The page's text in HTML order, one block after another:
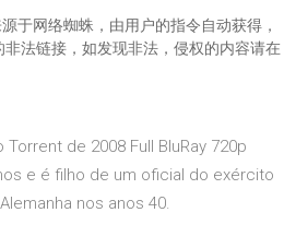
于网络蜘蛛，由用户的指令自动获得，
法链接，如发现非法，侵权的内容请在
de 2008 Full BluRay 720p
e é filho de um oficial do exército
nos anos 40.